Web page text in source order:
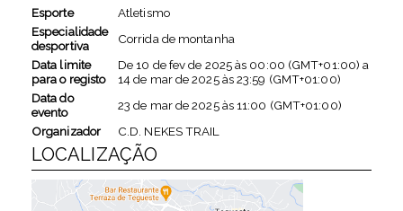
Esporte
Atletismo
Especialidade
desportiva
Corrida de montanha
Data limite
para o registo
De10 de fev de 2025às 00:00 (GMT+01:00) a
14 de mar de 2025às23:59 (GMT+01:00)
Data do
evento
23 de mar de 2025às11:00 (GMT+01:00)
Organizador
C.D. NEKES TRAIL
LOCALIZAÇÃO